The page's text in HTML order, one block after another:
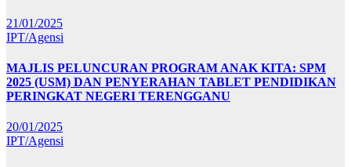
21/01/2025
IPT/Agensi
MAJLIS PELUNCURAN PROGRAM ANAK KITA: SPM
2025 (USM) DAN PENYERAHAN TABLET PENDIDIKAN
PERINGKAT NEGERI TERENGGANU
20/01/2025
IPT/Agensi